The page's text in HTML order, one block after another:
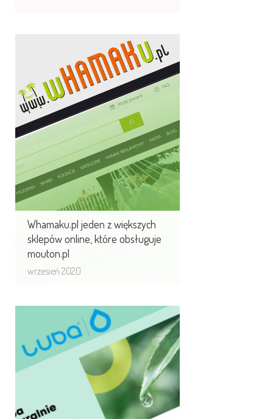
Whamaku.pl jeden z większych
sklepów online, które obsługuje
mouton.pl
wrzesień 2020
Whamaku.pl jeden
z większych sklepów online,
które obsługuje ...
Wielopłaszczyznowe wdrożenie
eCommerce. Od lat rozwijamy ten
sklep od strony developmentu, SEM,
SEO, kreacji, ...
Mouton Interactive
partnerem c-commerce
Luba-Group
Tworzymy i obsługujemy dział e-
commerce Luba Group. Mouton